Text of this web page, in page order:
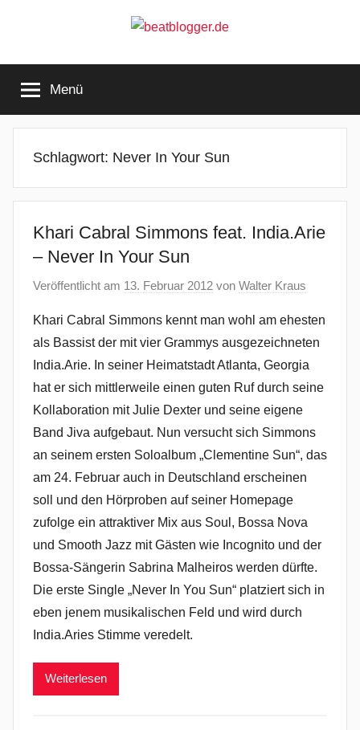
beatblogger.de
the
beat
goes
Menü
Schlagwort: Never In Your Sun
Khari Cabral Simmons feat. India.Arie
– Never In Your Sun
Veröffentlicht am 13. Februar 2012 von Walter Kraus
Khari Cabral Simmons kennt man wohl am ehesten
als Bassist der mit vier Grammys ausgezeichneten
India.Arie. In seiner Heimatstadt Atlanta, Georgia
hat er sich mittlerweile einen guten Ruf durch seine
Kollaboration mit Julie Dexter und seine eigene
Band Jiva aufgebaut. Nun versucht sich Simmons
an seinem ersten Soloalbum „Clementine Sun“, das
am 24. Februar auch in Deutschland erscheinen
soll und den Hörproben auf seiner Homepage
zufolge ein attraktiver Mix aus Soul, Bossa Nova
und Smooth Jazz mit Gästen wie Incognito und der
Bossa-Sängerin Sabrina Malheiros werden dürfte.
Die erste Single „Never In You Sun“ platziert sich in
eben jenem musikalischen Feld und wird durch
India.Aries Stimme veredelt.
Weiterlesen